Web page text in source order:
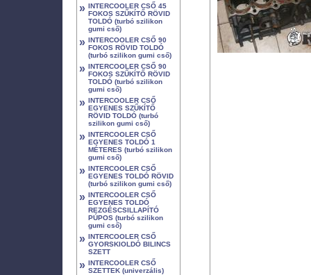
» INTERCOOLER CSŐ 45
FOKOS SZŰKÍTŐ RÖVID
TOLDÓ (turbó szilikon
gumi cső)
» INTERCOOLER CSŐ 90
FOKOS RÖVID TOLDÓ
(turbó szilikon gumi cső)
» INTERCOOLER CSŐ 90
FOKOS SZŰKÍTŐ RÖVID
TOLDÓ (turbó szilikon
gumi cső)
» INTERCOOLER CSŐ
EGYENES SZŰKÍTŐ
RÖVID TOLDÓ (turbó
szilikon gumi cső)
» INTERCOOLER CSŐ
EGYENES TOLDÓ 1
MÉTERES (turbó szilikon
gumi cső)
» INTERCOOLER CSŐ
EGYENES TOLDÓ RÖVID
(turbó szilikon gumi cső)
» INTERCOOLER CSŐ
EGYENES TOLDÓ
REZGÉSCSILLAPÍTÓ
PÚPOS (turbó szilikon
gumi cső)
» INTERCOOLER CSŐ
GYORSKIOLDÓ BILINCS
SZETT
» INTERCOOLER CSŐ
SZETTEK (univerzális)